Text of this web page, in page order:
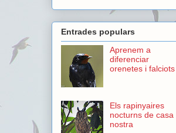
Entrades populars
Aprenem a
diferenciar
orenetes i falciots
Els rapinyaires
nocturns de casa
nostra